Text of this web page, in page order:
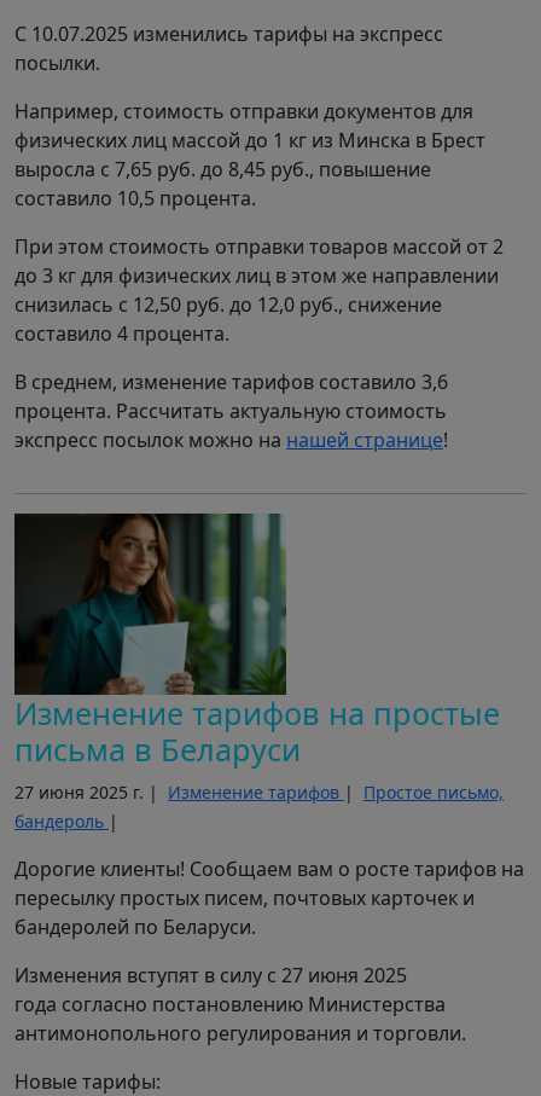
С 10.07.2025 изменились тарифы на экспресс
посылки.
Например, стоимость отправки документов для
физических лиц массой до 1 кг из Минска в Брест
выросла с 7,65 руб. до 8,45 руб., повышение
составило 10,5 процента.
При этом стоимость отправки товаров массой от 2
до 3 кг для физических лиц в этом же направлении
снизилась с 12,50 руб. до 12,0 руб., снижение
составило 4 процента.
В среднем, изменение тарифов составило 3,6
процента. Рассчитать актуальную стоимость
экспресс посылок можно на нашей странице!
Изменение тарифов на простые
письма в Беларуси
27 июня 2025 г. | Изменение тарифов | Простое письмо,
бандероль |
Дорогие клиенты! Сообщаем вам о росте тарифов на
пересылку простых писем, почтовых карточек и
бандеролей по Беларуси.
Изменения вступят в силу с 27 июня 2025
года согласно постановлению Министерства
антимонопольного регулирования и торговли.
Новые тарифы: